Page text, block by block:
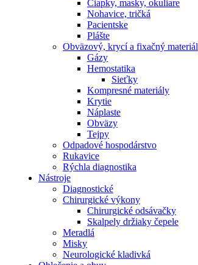
Čiapky, masky, okuliare
Nohavice, tričká
Pacientske
Plášte
Obväzový, krycí a fixačný materiál
Gázy
Hemostatika
Sieťky
Kompresné materiály
Krytie
Náplaste
Obväzy
Tejpy
Odpadové hospodárstvo
Rukavice
Rýchla diagnostika
Nástroje
Diagnostické
Chirurgické výkony
Chirurgické odsávačky
Skalpely držiaky čepele
Meradlá
Misky
Neurologické kladivká